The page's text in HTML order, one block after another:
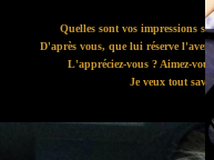
Quelles sont vos impressions
D'après vous, que lui réserve
L'appréciez-vous ? Aimez-
Je veux tout